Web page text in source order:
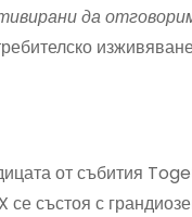
да
от събития
състоя с